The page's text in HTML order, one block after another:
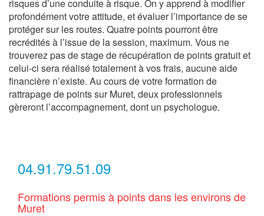
risques d’une conduite à risque. On y apprend à modifier
profondément votre attitude, et évaluer l’importance de se
protéger sur les routes. Quatre points pourront être
recrédités à l’issue de la session, maximum. Vous ne
trouverez pas de stage de récupération de points gratuit et
celui-ci sera réalisé totalement à vos frais, aucune aide
financière n’existe. Au cours de votre formation de
rattrapage de points sur Muret, deux professionnels
gèreront l’accompagnement, dont un psychologue.
04.91.79.51.09
Formations permis à points dans les environs de
Muret